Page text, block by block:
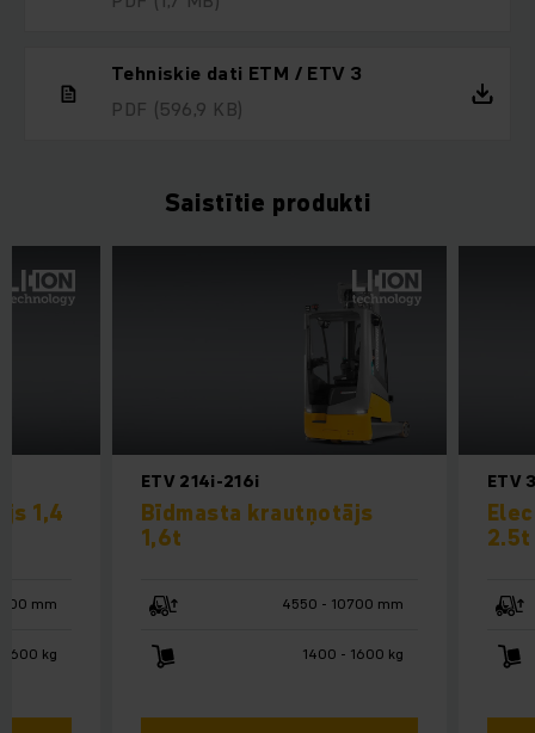
Tehniskie dati ETM / ETV 3
PDF (596,9 KB)
Saistītie produkti
ETV 214i-216i
Bīdmasta krautņotājs
1,6t
4550 - 10700 mm
1400 - 1600 kg
ETV
2.5t
1,4
mm
kg